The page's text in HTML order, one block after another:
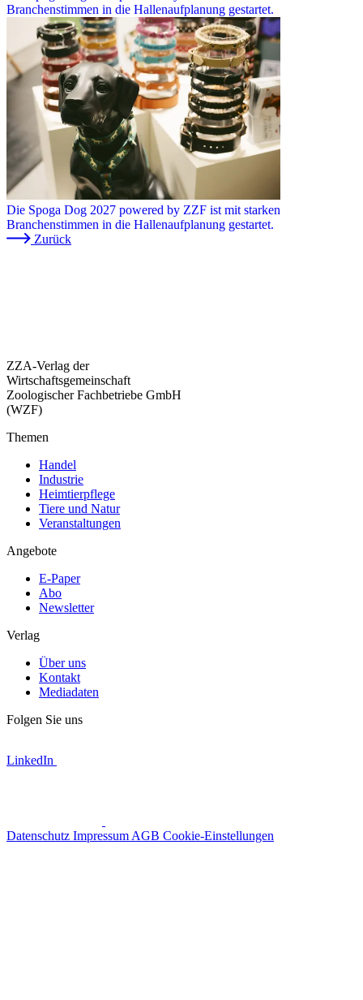
Branchenstimmen in die Hallenaufplanung gestartet.
Die Spoga Dog 2027 powered by ZZF ist mit starken
Branchenstimmen in die Hallenaufplanung gestartet.
Zurück
ZZA-Verlag der
Wirtschaftsgemeinschaft
Zoologischer Fachbetriebe GmbH
(WZF)
Themen
Handel
Industrie
Heimtierpflege
Tiere und Natur
Veranstaltungen
Angebote
E-Paper
Abo
Newsletter
Verlag
Über uns
Kontakt
Mediadaten
Folgen Sie uns
LinkedIn
Datenschutz Impressum AGB Cookie-Einstellungen